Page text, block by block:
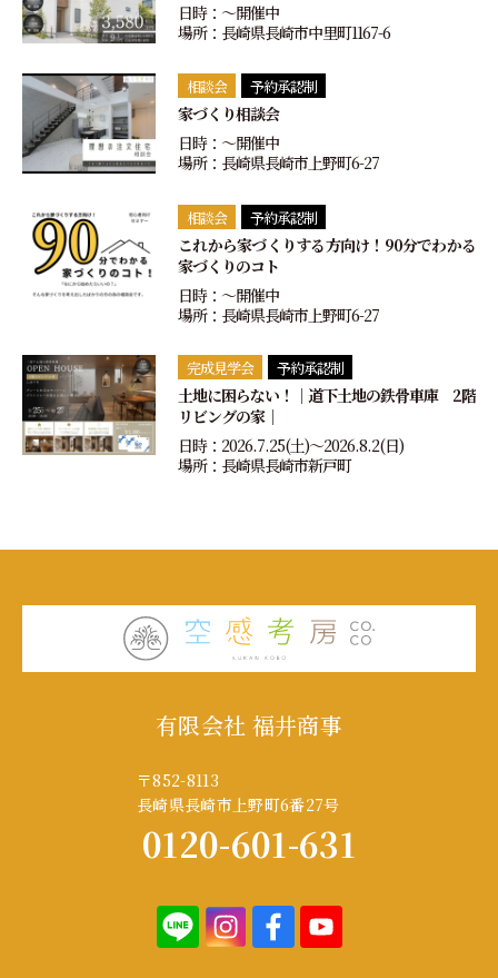
日時：〜開催中
場所：長崎県長崎市中里町1167-6
相談会 予約承認制
家づくり相談会
日時：〜開催中
場所：長崎県長崎市上野町6-27
相談会 予約承認制
これから家づくりする方向け！90分でわかる
家づくりのコト
日時：〜開催中
場所：長崎県長崎市上野町6-27
完成見学会 予約承認制
土地に困らない！｜道下土地の鉄骨車庫 2階
リビングの家｜
日時：2026.7.25(土)〜2026.8.2(日)
場所：長崎県長崎市新戸町
有限会社 福井商事
〒852-8113
長崎県長崎市上野町6番27号
0120-601-631